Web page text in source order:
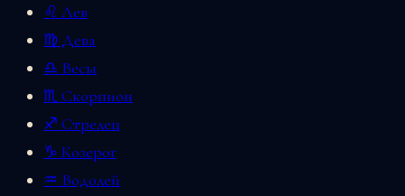
♌ Лев
♍ Дева
♎ Весы
♏ Скорпион
♐ Стрелец
♑ Козерог
♒ Водолей